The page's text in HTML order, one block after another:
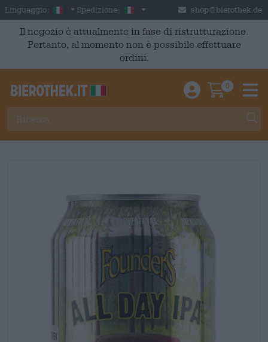
Skip to main content
Linguaggio: Italian
Spedizione: Italia shop@bierothek.de
Il negozio è attualmente in fase di ristrutturazione.
Pertanto, al momento non è possibile effettuare
ordini.
Einloggen /
0